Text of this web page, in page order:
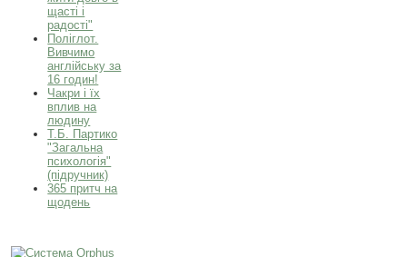
щасті і
радості"
Поліглот.
Вивчимо
англійську за
16 годин!
Чакри і їх
вплив на
людину
Т.Б. Партико
"Загальна
психологія"
(підручник)
365 притч на
щодень